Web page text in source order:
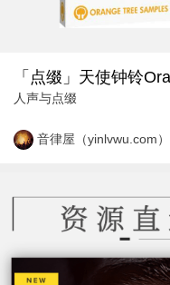
人声与点缀
音律屋（yinlvwu.com）